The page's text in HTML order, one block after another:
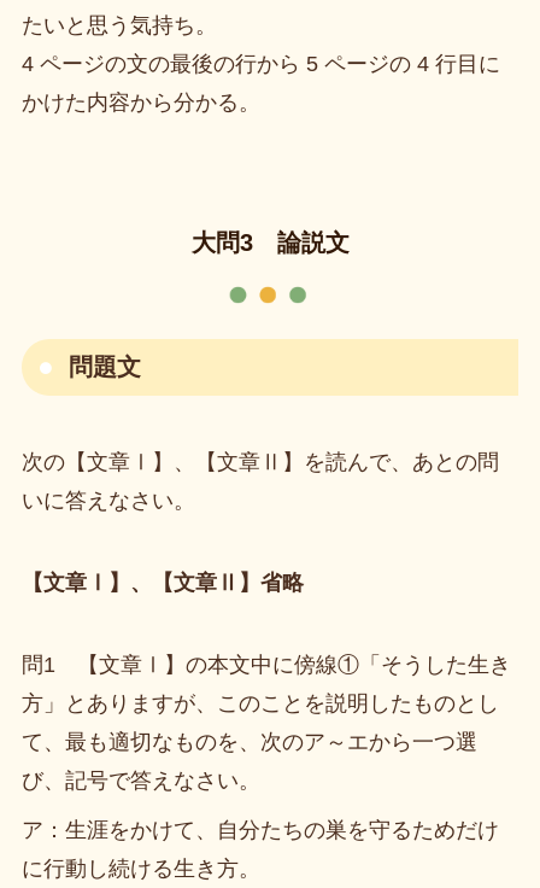
たいと思う気持ち。
4 ページの文の最後の行から 5 ページの 4 行目に
かけた内容から分かる。
大問3 論説文
問題文
次の【文章Ⅰ】、【文章Ⅱ】を読んで、あとの問
いに答えなさい。
【文章Ⅰ】、【文章Ⅱ】省略
問1 【文章Ⅰ】の本文中に傍線①「そうした生き
方」とありますが、このことを説明したものとし
て、最も適切なものを、次のア～エから一つ選
び、記号で答えなさい。
ア：生涯をかけて、自分たちの巣を守るためだけ
に行動し続ける生き方。